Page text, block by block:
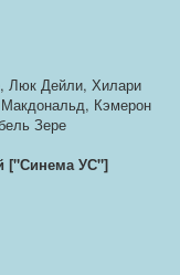
Люк Дейли, Хилари
Кэмерон
Зере
["Синема УС"]